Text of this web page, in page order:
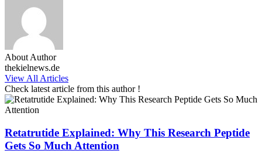
About Author
thekielnews.de
View All Articles
Check latest article from this author !
Retatrutide Explained: Why This Research Peptide
Gets So Much Attention